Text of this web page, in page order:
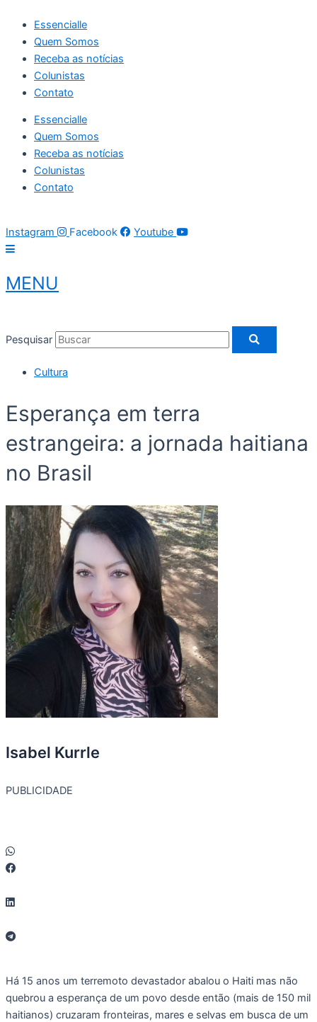
para
conteúdo
Essencialle
Quem Somos
Receba as notícias
Colunistas
Contato
Essencialle
Quem Somos
Receba as notícias
Colunistas
Contato
Instagram
Facebook Youtube
MENU
Pesquisar
Cultura
Esperança em terra
estrangeira: a jornada haitiana
no Brasil
Isabel Kurrle
PUBLICIDADE
Há 15 anos um terremoto devastador abalou o Haiti mas não
quebrou a esperança de um povo desde então (mais de 150 mil
haitianos) cruzaram fronteiras, mares e selvas em busca de um